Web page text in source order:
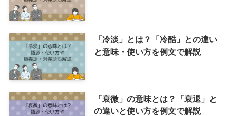
「冷淡」とは？「冷酷」との違い
と意味・使い方を例文で解説
「衰微」の意味とは？「衰退」と
の違いと使い方を例文で解説